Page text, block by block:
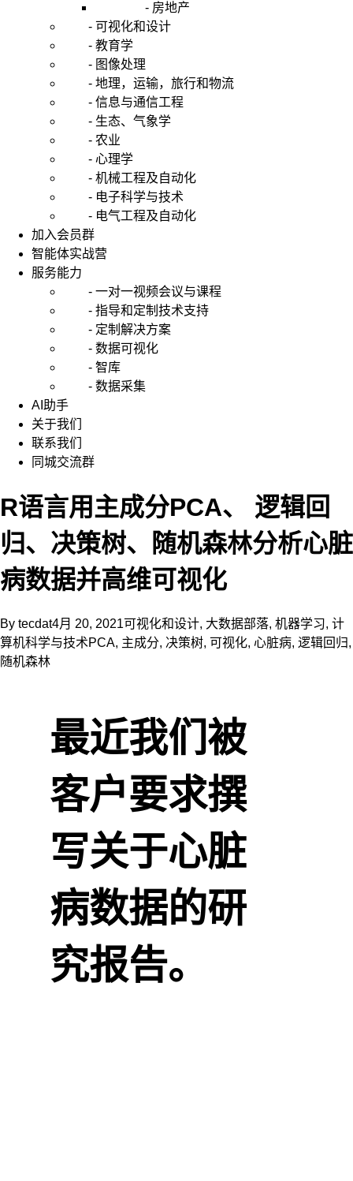
- 房地产
- 可视化和设计
- 教育学
- 图像处理
- 地理，运输，旅行和物流
- 信息与通信工程
- 生态、气象学
- 农业
- 心理学
- 机械工程及自动化
- 电子科学与技术
- 电气工程及自动化
加入会员群
智能体实战营
服务能力
- 一对一视频会议与课程
- 指导和定制技术支持
- 定制解决方案
- 数据可视化
- 智库
- 数据采集
AI助手
关于我们
联系我们
同城交流群
R语言用主成分PCA、 逻辑回
归、决策树、随机森林分析心脏
病数据并高维可视化
By tecdat4月 20, 2021可视化和设计, 大数据部落, 机器学习, 计
算机科学与技术PCA, 主成分, 决策树, 可视化, 心脏病, 逻辑回归,
随机森林
最近我们被
客户要求撰
写关于心脏
病数据的研
究报告。